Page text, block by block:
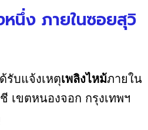
หนึ่ง ภายในซอยสุวิ
รับแจ้งเหตุเพลิงไหม้ภายใน
เขตหนองจอก กรุงเทพฯ